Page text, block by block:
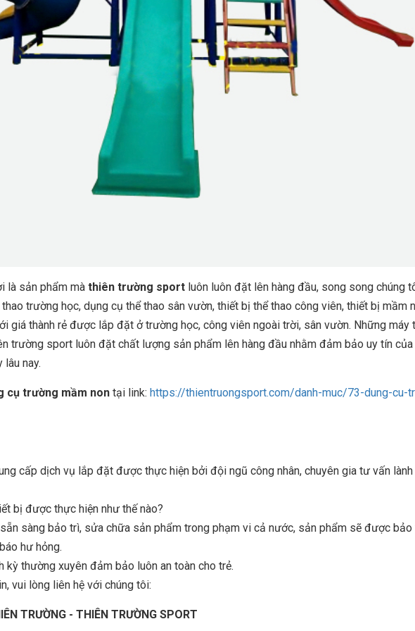
là sản phẩm mà thiên trường sport luôn luôn đặt lên hàng đầu, song song chúng
trường học, dụng cụ thể thao sân vườn, thiết bị thể thao công viên, thiết bị mầm
giá thành rẻ được lắp đặt ở trường học, công viên ngoài trời, sân vườn. Những máy
trường sport luôn đặt chất lượng sản phẩm lên hàng đầu nhằm đảm bảo uy tín của
nay.
cụ trường mầm non tại link: https://thientruongsport.com/danh-muc/73-dung-cu-
cấp dịch vụ lắp đặt được thực hiện bởi đội ngũ công nhân, chuyên gia tư vấn lành
bị được thực hiện như thế nào?
sàng bảo trì, sửa chữa sản phẩm trong phạm vi cả nước, sản phẩm sẽ được bảo
hư hỏng.
thường xuyên đảm bảo luôn an toàn cho trẻ.
vui lòng liên hệ với chúng tôi:
TRƯỜNG - THIÊN TRƯỜNG SPORT